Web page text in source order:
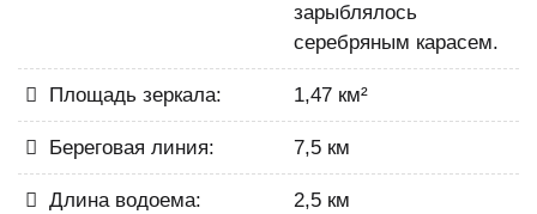
зарыблялось
серебряным карасем.
Площадь зеркала: 1,47 км²
Береговая линия: 7,5 км
Длина водоема: 2,5 км